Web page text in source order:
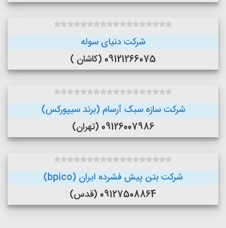
شرکت دنیای سوله
09121266075 (کاشان )
شرکت سازه سبک آرسام (برند سیپورکس)
09126007986 (تهران)
شرکت بتن پیش فشرده ایران (bpico)
09127508864 (قدس)